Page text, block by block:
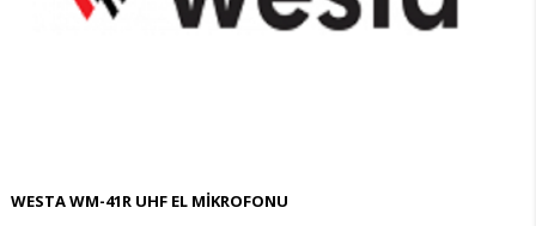
WESTA WM-41R UHF EL MİKROFONU